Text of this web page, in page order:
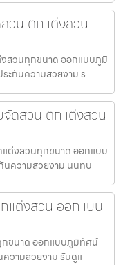
วน ตกแต่งสวน
สวนทุกขนาด ออกแบบภูมิ
ะกันความสวยงาม ร
ดสวน ตกแต่งสวน
ต่งสวนทุกขนาด ออกแบบ
นความสวยงาม นนทบ
แต่งสวน ออกแบบ
ขนาด ออกแบบภูมิทัศน์
วามสวยงาม รับดูแ